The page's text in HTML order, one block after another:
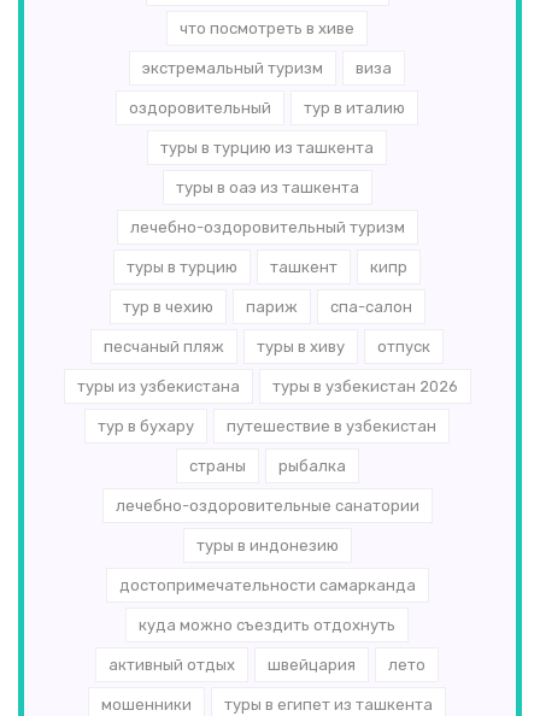
что посмотреть в хиве
экстремальный туризм виза
оздоровительный тур в италию
туры в турцию из ташкента
туры в оаэ из ташкента
лечебно-оздоровительный туризм
туры в турцию ташкент кипр
тур в чехию париж спа-салон
песчаный пляж туры в хиву отпуск
туры из узбекистана туры в узбекистан 2026
тур в бухару путешествие в узбекистан
страны рыбалка
лечебно-оздоровительные санатории
туры в индонезию
достопримечательности самарканда
куда можно съездить отдохнуть
активный отдых швейцария лето
мошенники туры в египет из ташкента